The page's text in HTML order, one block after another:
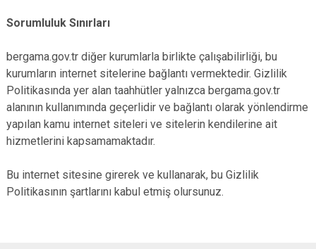
Sorumluluk Sınırları
bergama.gov.tr diğer kurumlarla birlikte çalışabilirliği, bu
kurumların internet sitelerine bağlantı vermektedir. Gizlilik
Politikasında yer alan taahhütler yalnızca bergama.gov.tr
alanının kullanımında geçerlidir ve bağlantı olarak yönlendirme
yapılan kamu internet siteleri ve sitelerin kendilerine ait
hizmetlerini kapsamamaktadır.
Bu internet sitesine girerek ve kullanarak, bu Gizlilik
Politikasının şartlarını kabul etmiş olursunuz.